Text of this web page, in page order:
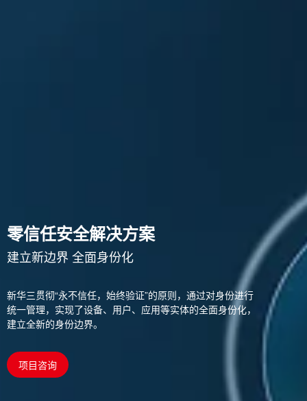
零信任安全解决方案
建立新边界 全面身份化
新华三贯彻“永不信任，始终验证”的原则，通过对身份进行
统一管理，实现了设备、用户、应用等实体的全面身份化，
建立全新的身份边界。
项目咨询